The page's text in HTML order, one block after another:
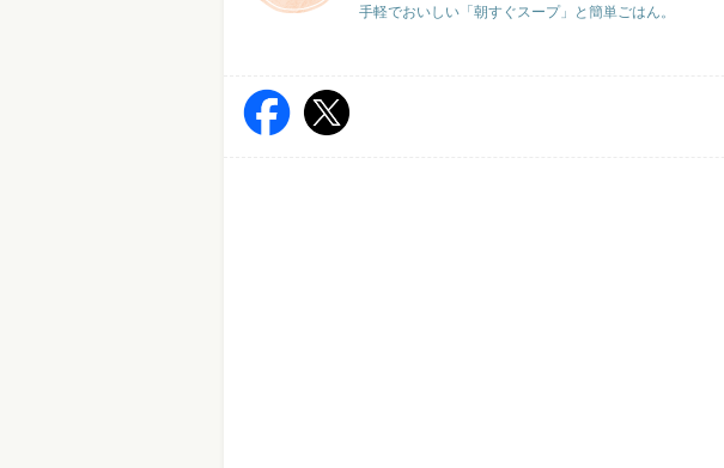
手軽でおいしい「朝すぐスープ」と簡単ごはん。